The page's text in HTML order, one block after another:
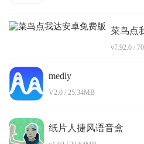
菜鸟点
v7.92.0 /
medly
V2.0 / 25.34MB
纸片人捷风语音盒